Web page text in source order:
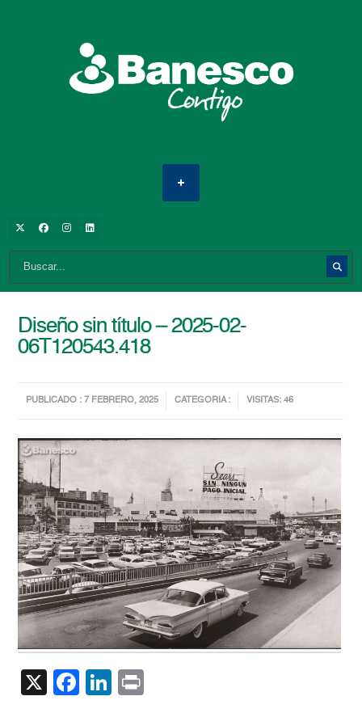
Diseño sin título – 2025-02-
06T120543.418
PUBLICADO : 7 FEBRERO, 2025 CATEGORIA : VISITAS: 46
X Facebook
LinkedIn